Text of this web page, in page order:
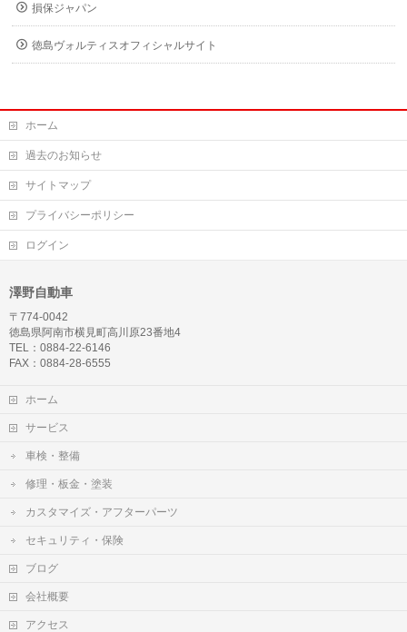
損保ジャパン
徳島ヴォルティスオフィシャルサイト
ホーム
過去のお知らせ
サイトマップ
プライバシーポリシー
ログイン
澤野自動車
〒774-0042
徳島県阿南市横見町高川原23番地4
TEL：0884-22-6146
FAX：0884-28-6555
ホーム
サービス
車検・整備
修理・板金・塗装
カスタマイズ・アフターパーツ
セキュリティ・保険
ブログ
会社概要
アクセス